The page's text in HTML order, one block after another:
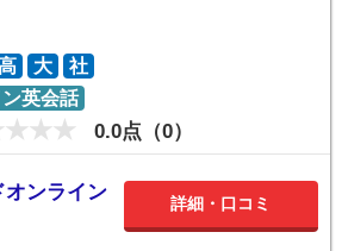
大
社
英会話
0.0点（0）
オンライン
詳細・口コミ